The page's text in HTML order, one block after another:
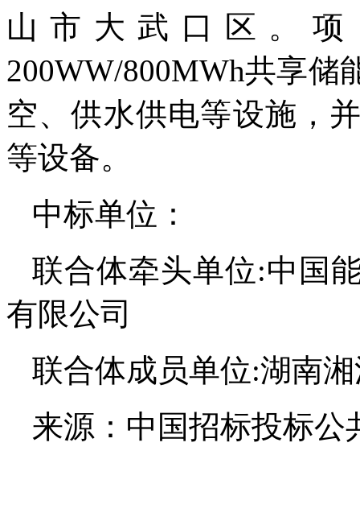
山市大武口区。
200WW/800MWh共享储
空、供水供电等设施，
等设备。
中标单位：
联合体牵头单位:中国
有限公司
联合体成员单位:湖南
来源：中国招标投标公